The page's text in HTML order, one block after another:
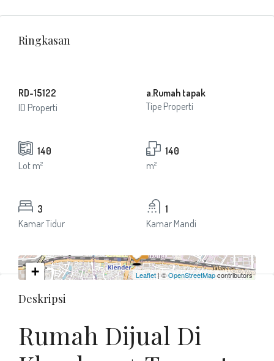
Ringkasan
RD-15122
ID Properti
a.Rumah tapak
Tipe Properti
140
Lot m²
140
m²
3
Kamar Tidur
1
Kamar Mandi
+
Leaflet| ©OpenStreetMapcontributors
Deskripsi
Rumah Dijual Di